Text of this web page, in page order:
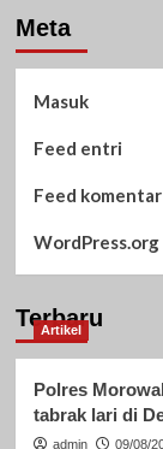
Meta
Masuk
Feed entri
Feed komentar
WordPress.org
Terbaru
Artikel
Polres
tabrak lari di
admin
09/08/